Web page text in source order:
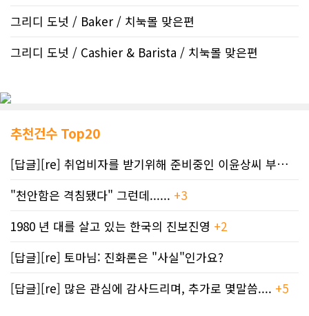
그리디 도넛 / Baker / 치눅몰 맞은편
그리디 도넛 / Cashier & Barista / 치눅몰 맞은편
추천건수 Top20
[답글][re] 취업비자를 받기위해 준비중인 이윤상씨 부부께 드리는 편지
"천안함은 격침됐다" 그런데...... +3
1980 년 대를 살고 있는 한국의 진보진영 +2
[답글][re] 토마님: 진화론은 "사실"인가요?
[답글][re] 많은 관심에 감사드리며, 추가로 몇말씀.... +5